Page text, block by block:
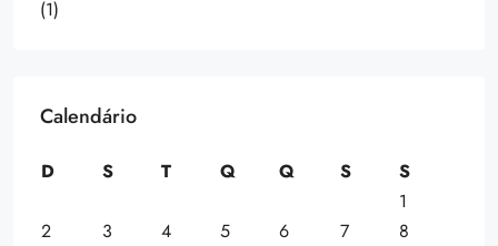
(1)
Calendário
D S T Q Q S
S
1
2
3 4 5 6 7
8